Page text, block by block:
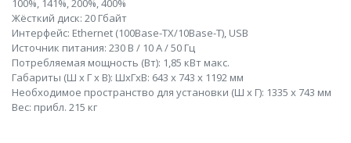
100%, 141%, 200%, 400%
Жёсткий диск: 20 Гбайт
Интерфейс: Ethernet (100Base-TX/10Base-T), USB
Источник питания: 230 В / 10 A / 50 Гц
Потребляемая мощность (Вт): 1,85 кВт макс.
Габариты (Ш x Г x В): ШхГхВ: 643 x 743 x 1192 мм
Необходимое пространство для установки (Ш x Г): 1335 x 743 мм
Вес: прибл. 215 кг